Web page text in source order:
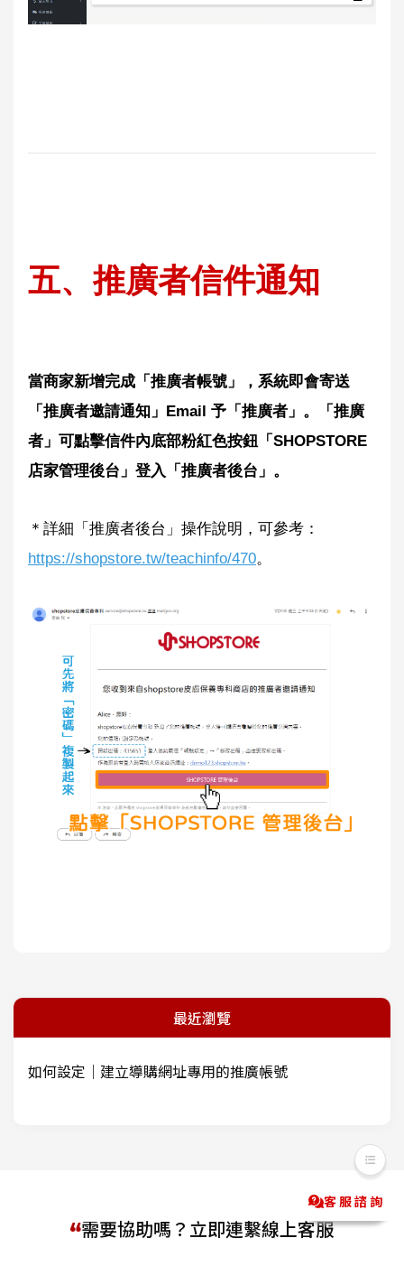
五、推廣者信件通知
當商家新增完成「推廣者帳號」，系統即會寄送
「推廣者邀請通知」Email 予「推廣者」。「推廣
者」可點擊信件內底部粉紅色按鈕「SHOPSTORE
店家管理後台」登入「推廣者後台」。
＊詳細「推廣者後台」操作說明，可參考：
https://shopstore.tw/teachinfo/470。
最近瀏覽
如何設定｜建立導購網址專用的推廣帳號
需要協助嗎？立即連繫線上客服
客服諮詢
Messenger
LINE@